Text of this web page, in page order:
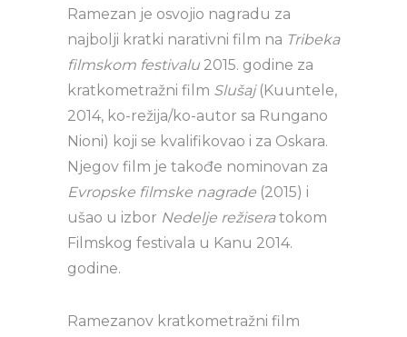
Ramezan je osvojio nagradu za
najbolji kratki narativni film na Tribeka
filmskom festivalu 2015. godine za
kratkometražni film Slušaj(Kuuntele,
2014, ko-režija/ko-autor sa Rungano
Nioni) koji se kvalifikovao i za Oskara.
Njegov film je takođe nominovan za
Evropske filmske nagrade (2015) i
ušao u izbor Nedelje režiseratokom
Filmskog festivala u Kanu 2014.
godine.
Ramezanov kratkometražni film